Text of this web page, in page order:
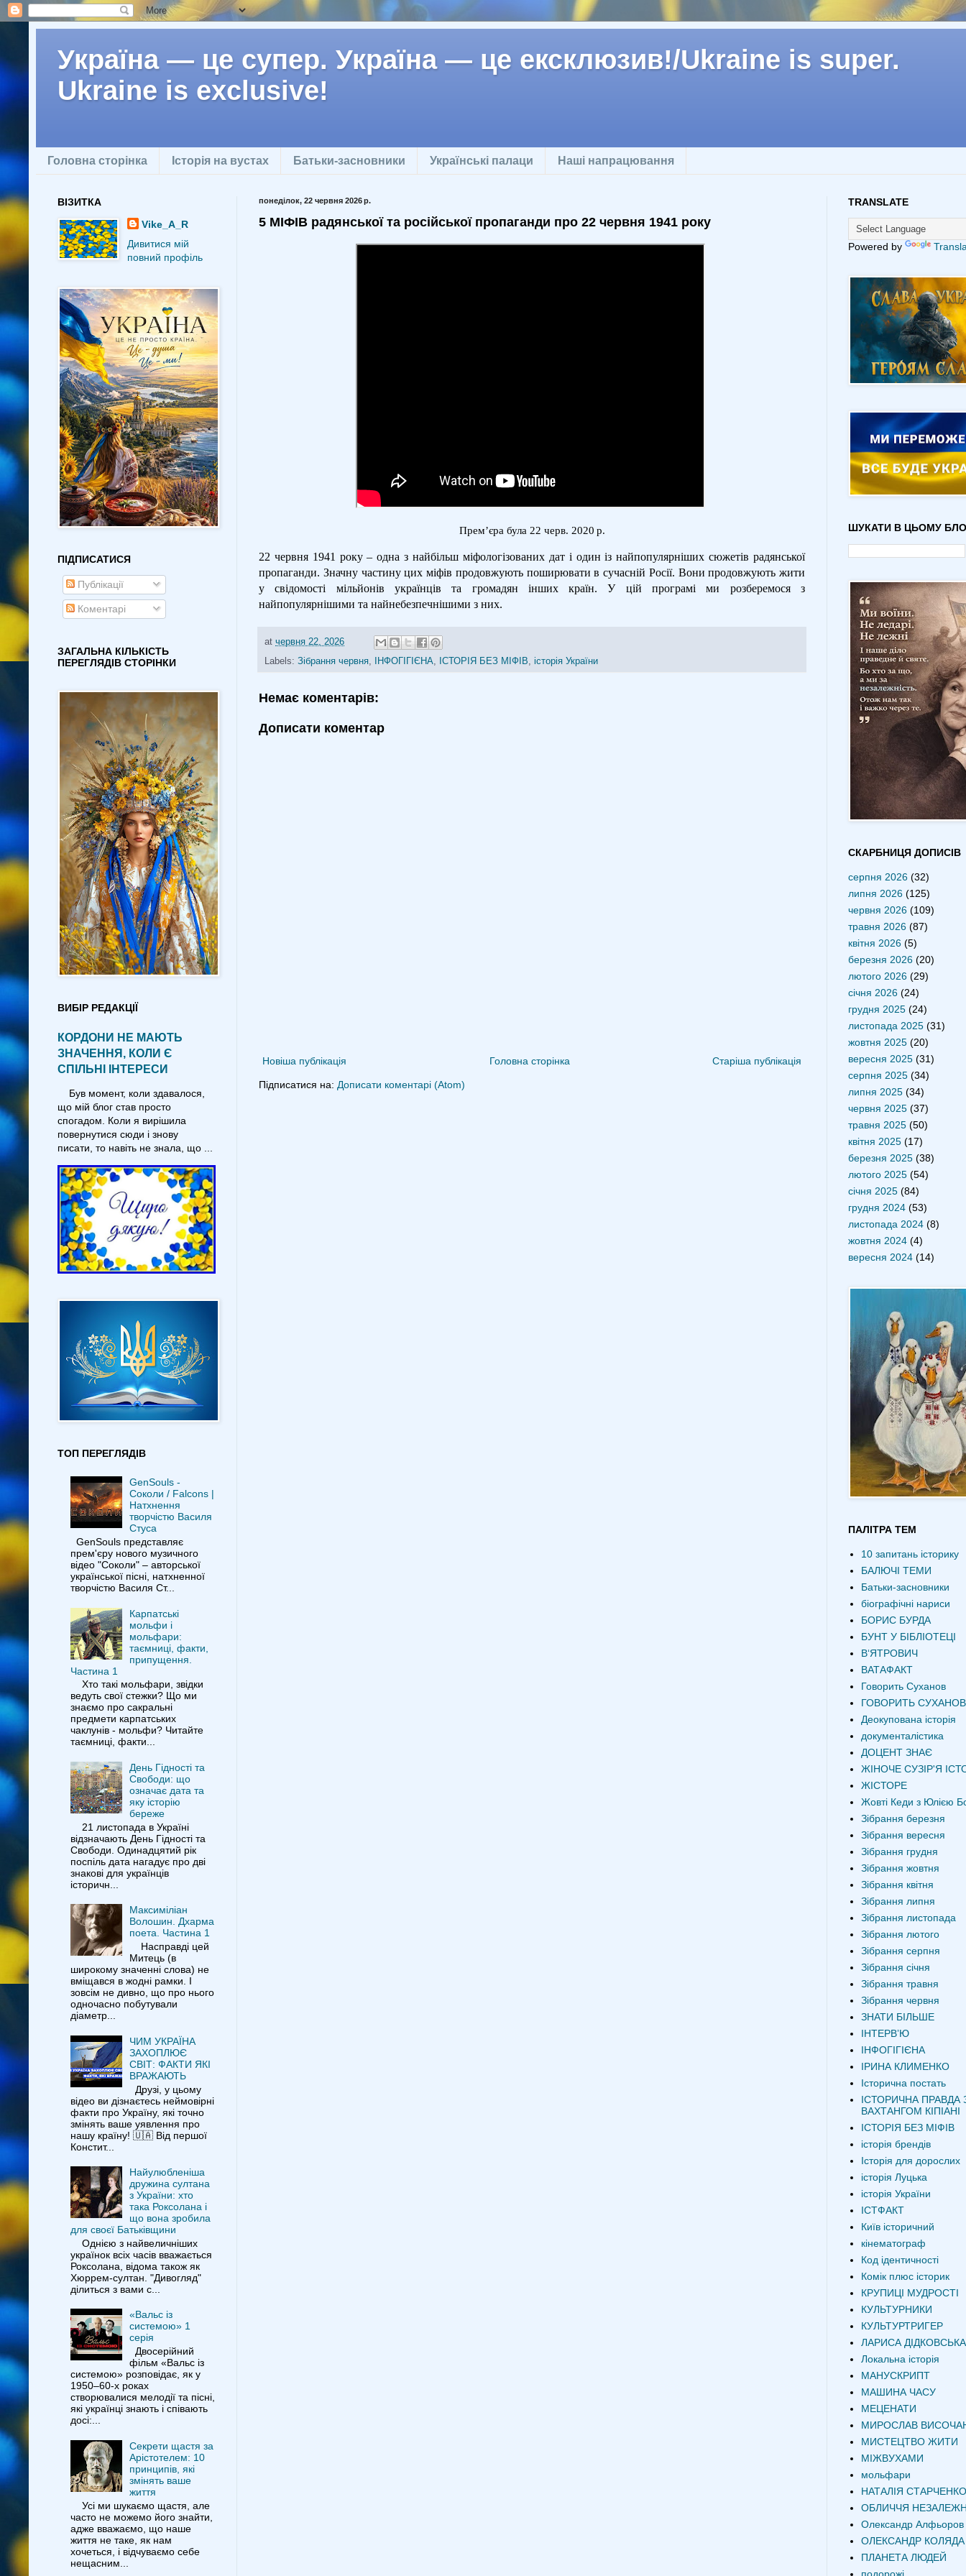
Україна — це супер. Україна — це ексклюзив!/Ukraine is super.
Ukraine is exclusive!
Головна сторінка Історія на вустах Батьки-засновники Українські палаци Наші напрацювання
понеділок, 22 червня 2026 р.
5 МІФІВ радянської та російської пропаганди про 22 червня 1941 року
Прем’єра була 22 черв. 2020 р.
22 червня 1941 року – одна з найбільш міфологізованих дат і один із найпопулярніших сюжетів радянської
пропаганди. Значну частину цих міфів продовжують поширювати в сучасній Росії. Вони продовжують жити
у свідомості мільйонів українців та громадян інших країн. У цій програмі ми розберемося з
найпопулярнішими та найнебезпечнішими з них.
at червня 22, 2026
Labels: Зібрання червня ІНФОГІГІЄНА ІСТОРІЯ БЕЗ МІФІВ історія України
Немає коментарів:
Дописати коментар
Новіша публікація Старіша публікація
Головна сторінка
Підписатися на: Дописати коментарі (Atom)
ВІЗИТКА
Vike_A_R
Дивитися мій
повний профіль
ПІДПИСАТИСЯ
Публікації
Коментарі
ЗАГАЛЬНА КІЛЬКІСТЬ
ПЕРЕГЛЯДІВ СТОРІНКИ
ВИБІР РЕДАКЦІЇ
КОРДОНИ НЕ МАЮТЬ
ЗНАЧЕННЯ, КОЛИ Є
СПІЛЬНІ ІНТЕРЕСИ
Був момент, коли здавалося,
що мій блог став просто
спогадом. Коли я вирішила
повернутися сюди і знову
писати, то навіть не знала, що ...
ТОП ПЕРЕГЛЯДІВ
GenSouls -
Соколи / Falcons |
Натхнення
творчістю Василя
Стуса
GenSouls представляє
прем'єру нового музичного
відео "Соколи" – авторської
української пісні, натхненної
творчістю Василя Ст...
Карпатські
мольфи і
мольфари:
таємниці, факти,
припущення.
Частина 1
Хто такі мольфари, звідки
ведуть свої стежки? Що ми
знаємо про сакральні
предмети карпатських
чаклунів - мольфи? Читайте
таємниці, факти...
День Гідності та
Свободи: що
означає дата та
яку історію
береже
21 листопада в Україні
відзначають День Гідності та
Свободи. Одинадцятий рік
поспіль дата нагадує про дві
знакові для українців
історичн...
Максиміліан
Волошин. Дхарма
поета. Частина 1
Насправді цей
Митець (в
широкому значенні слова) не
вміщався в жодні рамки. І
зовсім не дивно, що про нього
одночасно побутували
діаметр...
ЧИМ УКРАЇНА
ЗАХОПЛЮЄ
СВІТ: ФАКТИ ЯКІ
ВРАЖАЮТЬ
Друзі, у цьому
відео ви дізнаєтесь неймовірні
факти про Україну, які точно
змінять ваше уявлення про
нашу країну! 🇺🇦 Від першої
Констит...
Найулюбленіша
дружина султана
з України: хто
така Роксолана і
що вона зробила
для своєї Батьківщини
Однією з найвеличніших
українок всіх часів вважається
Роксолана, відома також як
Хюррем-султан. "Дивогляд"
ділиться з вами с...
«Вальс із
системою» 1
серія
Двосерійний
фільм «Вальс із
системою» розповідає, як у
1950–60-х роках
створювалися мелодії та пісні,
які українці знають і співають
досі:...
Секрети щастя за
Арістотелем: 10
принципів, які
змінять ваше
життя
Усі ми шукаємо щастя, але
часто не можемо його знайти,
адже вважаємо, що наше
життя не таке, як нам
хочеться, і відчуваємо себе
нещасним...
TRANSLATE
Powered by
ШУКАТИ В ЦЬОМУ
СКАРБНИЦЯ ДОПИСІВ
серпня 2026 (32)
липня 2026 (125)
червня 2026 (109)
травня 2026 (87)
квітня 2026 (5)
березня 2026 (20)
лютого 2026 (29)
січня 2026 (24)
грудня 2025 (24)
листопада 2025 (31)
жовтня 2025 (20)
вересня 2025 (31)
серпня 2025 (34)
липня 2025 (34)
червня 2025 (37)
травня 2025 (50)
квітня 2025 (17)
березня 2025 (38)
лютого 2025 (54)
січня 2025 (84)
грудня 2024 (53)
листопада 2024 (8)
жовтня 2024 (4)
вересня 2024 (14)
ПАЛІТРА ТЕМ
10 запитань історику
БАЛЮЧІ ТЕМИ
Батьки-засновники
біографічні нариси
БОРИС БУРДА
БУНТ У БІБЛІОТЕЦІ
В‘ЯТРОВИЧ
ВАТАФАКТ
Говорить Суханов
ГОВОРИТЬ СУХАНОВ
Деокупована історія
документалістика
ДОЦЕНТ ЗНАЄ
ЖІНОЧЕ СУЗІР'Я
ЖІСТОРЕ
Жовті Кеди з Юлією
Зібрання березня
Зібрання вересня
Зібрання грудня
Зібрання жовтня
Зібрання квітня
Зібрання липня
Зібрання листопада
Зібрання лютого
Зібрання серпня
Зібрання січня
Зібрання травня
Зібрання червня
ЗНАТИ БІЛЬШЕ
ІНТЕРВʼЮ
ІНФОГІГІЄНА
ІРИНА КЛИМЕНКО
Історична постать
ІСТОРИЧНА ПРАВДА
ВАХТАНГОМ КІПІАНІ
ІСТОРІЯ БЕЗ МІФІВ
історія брендів
Історія для дорослих
історія Луцька
історія України
ІСТФАКТ
Київ історичний
кінематограф
Код ідентичності
Комік плюс історик
КРУПИЦІ МУДРОСТІ
КУЛЬТУРНИКИ
КУЛЬТУРТРИГЕР
ЛАРИСА ДІДКОВСЬКА
Локальна історія
МАНУСКРИПТ
МАШИНА ЧАСУ
МЕЦЕНАТИ
МИРОСЛАВ
МИСТЕЦТВО ЖИТИ
МІЖВУХАМИ
мольфари
НАТАЛІЯ СТАРЧЕНКО
ОБЛИЧЧЯ
Олександр Алфьоров
ОЛЕКСАНДР КОЛЯДА
ПЛАНЕТА ЛЮДЕЙ
подорожі